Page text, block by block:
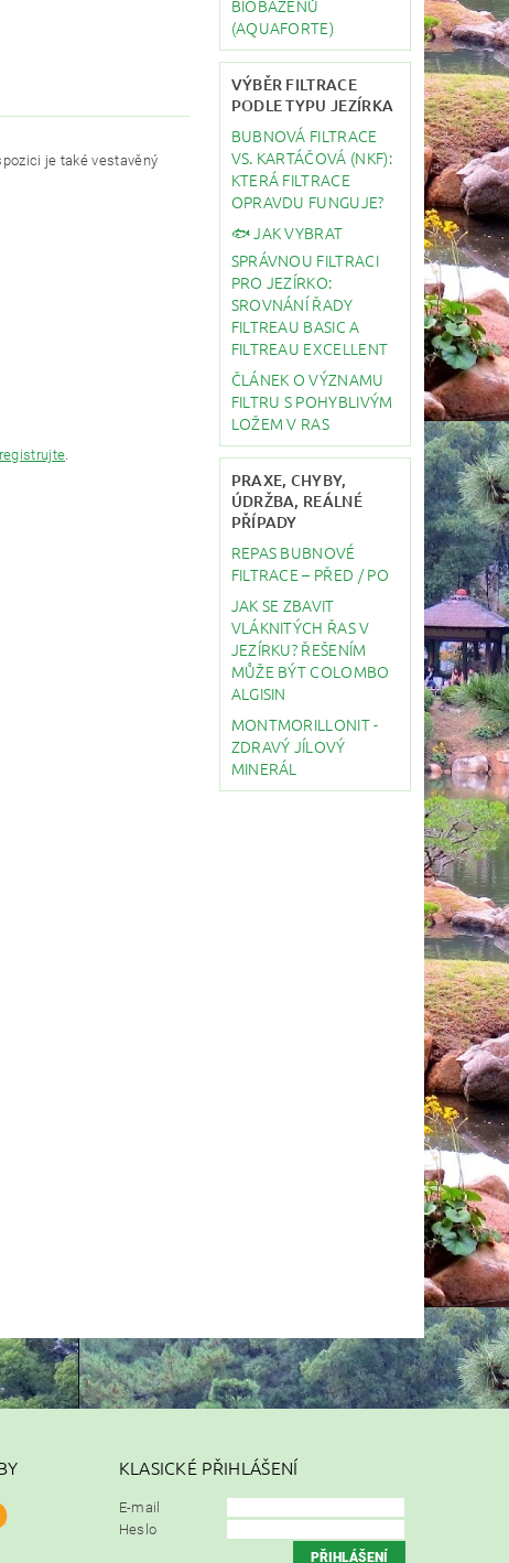
je také vestavěný
registrujte
BIOBAZÉNŮ
(AQUAFORTE)
VÝBĚR FILTRACE
PODLE TYPU JEZÍRKA
BUBNOVÁ FILTRACE
VS. KARTÁČOVÁ (NKF):
KTERÁ FILTRACE
OPRAVDU FUNGUJE?
🐟 JAK VYBRAT
SPRÁVNOU FILTRACI
PRO JEZÍRKO:
SROVNÁNÍ ŘADY
FILTREAU BASIC A
FILTREAU EXCELLENT
ČLÁNEK O VÝZNAMU
FILTRU S POHYBLIVÝM
LOŽEM V RAS
PRAXE, CHYBY,
ÚDRŽBA, REÁLNÉ
PŘÍPADY
REPAS BUBNOVÉ
FILTRACE – PŘED / PO
JAK SE ZBAVIT
VLÁKNITÝCH ŘAS V
JEZÍRKU? ŘEŠENÍM
MŮŽE BÝT COLOMBO
ALGISIN
MONTMORILLONIT -
ZDRAVÝ JÍLOVÝ
MINERÁL
KLASICKÉ PŘIHLÁŠENÍ
E-mail
Heslo